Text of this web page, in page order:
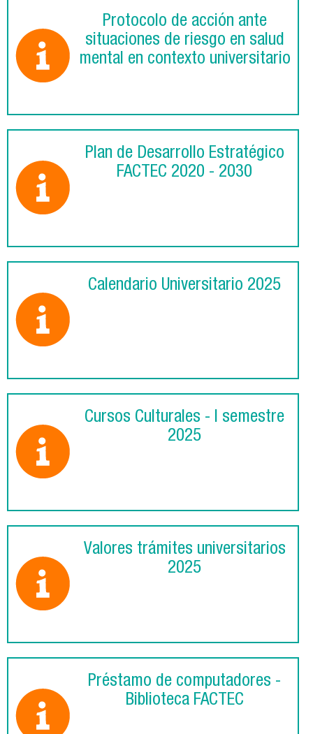
Protocolo de acción ante
situaciones de riesgo en salud
mental en contexto universitario
Plan de Desarrollo Estratégico
FACTEC 2020 - 2030
Calendario Universitario 2025
Cursos Culturales - I semestre
2025
Valores trámites universitarios
2025
Préstamo de computadores -
Biblioteca FACTEC